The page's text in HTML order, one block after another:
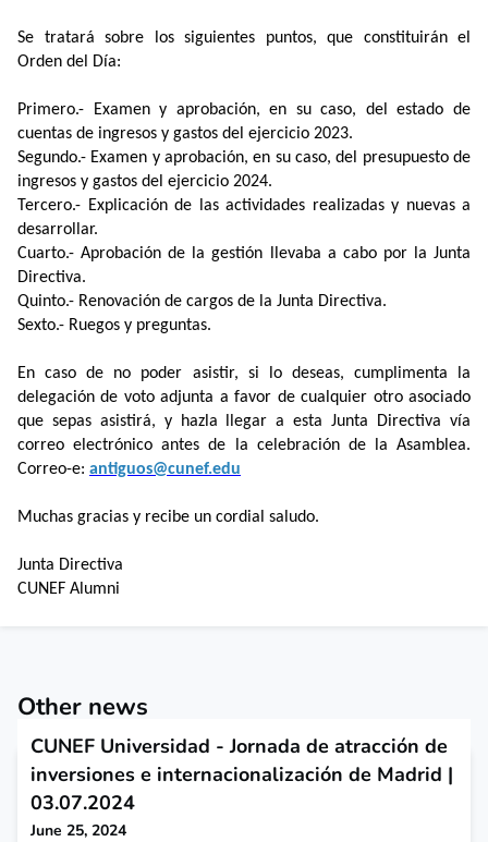
Se tratará sobre los siguientes puntos, que constituirán el
Orden del Día:
Primero.- Examen y aprobación, en su caso, del estado de
cuentas de ingresos y gastos del ejercicio 2023.
Segundo.- Examen y aprobación, en su caso, del presupuesto de
ingresos y gastos del ejercicio 2024.
Tercero.- Explicación de las actividades realizadas y nuevas a
desarrollar.
Cuarto.- Aprobación de la gestión llevaba a cabo por la Junta
Directiva.
Quinto.- Renovación de cargos de la Junta Directiva.
Sexto.- Ruegos y preguntas.
En caso de no poder asistir, si lo deseas, cumplimenta la
delegación de voto adjunta a favor de cualquier otro asociado
que sepas asistirá, y hazla llegar a esta Junta Directiva vía
correo electrónico antes de la celebración de la Asamblea.
Correo-e: antiguos@cunef.edu
Muchas gracias y recibe un cordial saludo.
Junta Directiva
CUNEF Alumni
Other news
CUNEF Universidad - Jornada de atracción de
inversiones e internacionalización de Madrid |
03.07.2024
June 25, 2024